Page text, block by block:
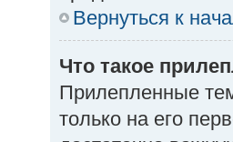
Вернуться к
Что такое
Прилепленные
только на его